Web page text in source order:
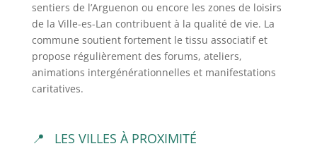
sentiers de l’Arguenon ou encore les zones de loisirs
de la Ville-es-Lan contribuent à la qualité de vie. La
commune soutient fortement le tissu associatif et
propose régulièrement des forums, ateliers,
animations intergénérationnelles et manifestations
caritatives.
LES VILLES À PROXIMITÉ